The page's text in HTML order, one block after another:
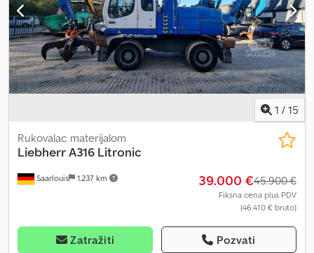
1 / 15
Saarlouis 1.237 km
Rukovalac materijalom
LiebherrA316 Litronic
39.000 €45.900 €
Fiksna cena plus PDV
(46.410 € bruto)
Zatražiti Pozvati